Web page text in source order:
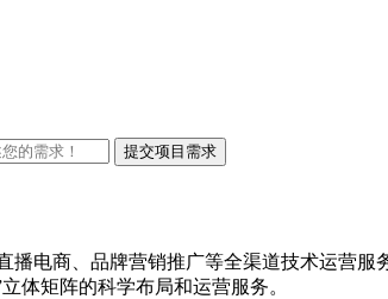
电商、品牌营销推广等全渠道技术运营服
体矩阵的科学布局和运营服务。